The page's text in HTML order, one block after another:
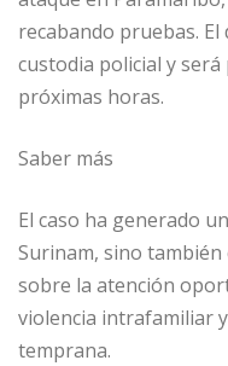
recabando pruebas.
custodia policial y
próximas horas.
Saber más
El caso ha generado
Surinam, sino
sobre la atención
violencia intrafamiliar
temprana.